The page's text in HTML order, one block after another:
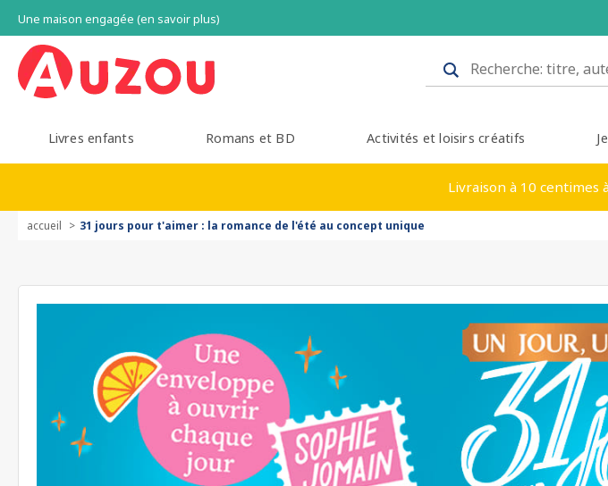
Une maison engagée (en savoir plus)
Livres enfants Romans et BD Activités et loisirs créatifs
Livraison à 10 centimes
accueil 31 jours pour t'aimer : la romance de l'été au concept unique